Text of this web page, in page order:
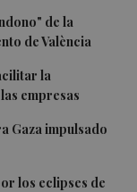
de la
de València
la
empresas
Gaza impulsado
los eclipses de